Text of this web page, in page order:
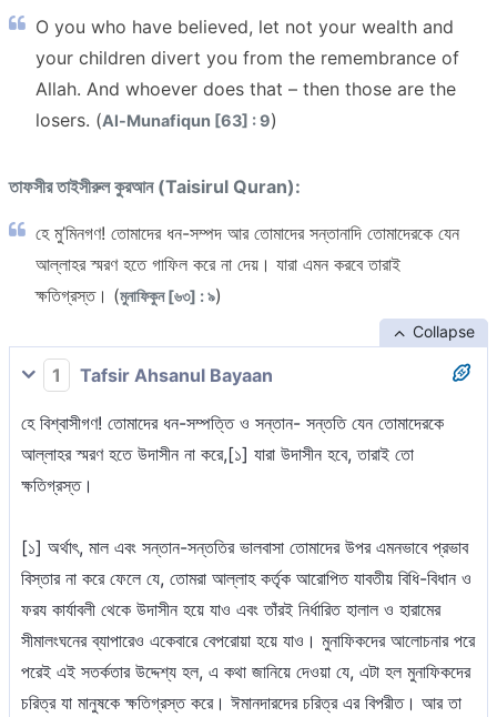
O you who have believed, let not your wealth and
your children divert you from the remembrance of
Allah. And whoever does that – then those are the
losers. (Al-Munafiqun [63] : 9)
তাফসীর তাইসীরুল কুরআন (Taisirul Quran):
হে মু’মিনগণ! তোমাদের ধন-সম্পদ আর তোমাদের সন্তানাদি তোমাদেরকে যেন
আল্লাহর স্মরণ হতে গাফিল করে না দেয়। যারা এমন করবে তারাই
ক্ষতিগ্রস্ত। (মুনাফিকুন [৬৩] : ৯)
Collapse
1 Tafsir Ahsanul Bayaan
হে বিশ্বাসীগণ! তোমাদের ধন-সম্পত্তি ও সন্তান- সন্ততি যেন তোমাদেরকে
আল্লাহর স্মরণ হতে উদাসীন না করে,[১] যারা উদাসীন হবে, তারাই তো
ক্ষতিগ্রস্ত।
[১] অর্থাৎ, মাল এবং সন্তান-সন্ততির ভালবাসা তোমাদের উপর এমনভাবে প্রভাব
বিস্তার না করে ফেলে যে, তোমরা আল্লাহ কর্তৃক আরোপিত যাবতীয় বিধি-বিধান ও
ফরয কার্যাবলী থেকে উদাসীন হয়ে যাও এবং তাঁরই নির্ধারিত হালাল ও হারামের
সীমালংঘনের ব্যাপারেও একেবারে বেপরোয়া হয়ে যাও। মুনাফিকদের আলোচনার পরে
পরেই এই সতর্কতার উদ্দেশ্য হল, এ কথা জানিয়ে দেওয়া যে, এটা হল মুনাফিকদের
চরিত্র যা মানুষকে ক্ষতিগ্রস্ত করে। ঈমানদারদের চরিত্র এর বিপরীত। আর তা